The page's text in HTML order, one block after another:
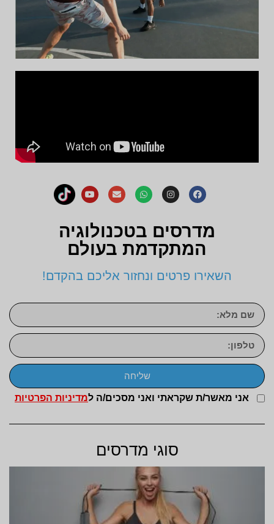
מדרסים בטכנולוגיה
המתקדמת בעולם
השאירו פרטים ונחזור אליכם בהקדם!
אני מאשר/ת שקראתי ואני מסכים/ה למדיניות הפרטיות
שליחה
סוגי מדרסים